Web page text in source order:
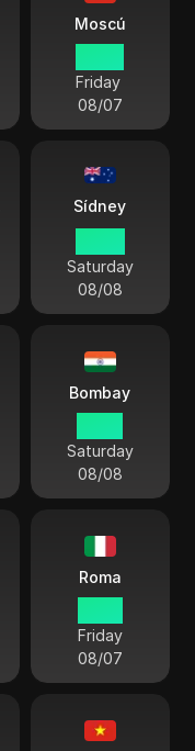
Moscú
Friday
08/07
Sídney
Saturday
08/08
Bombay
Saturday
08/08
Roma
Friday
08/07